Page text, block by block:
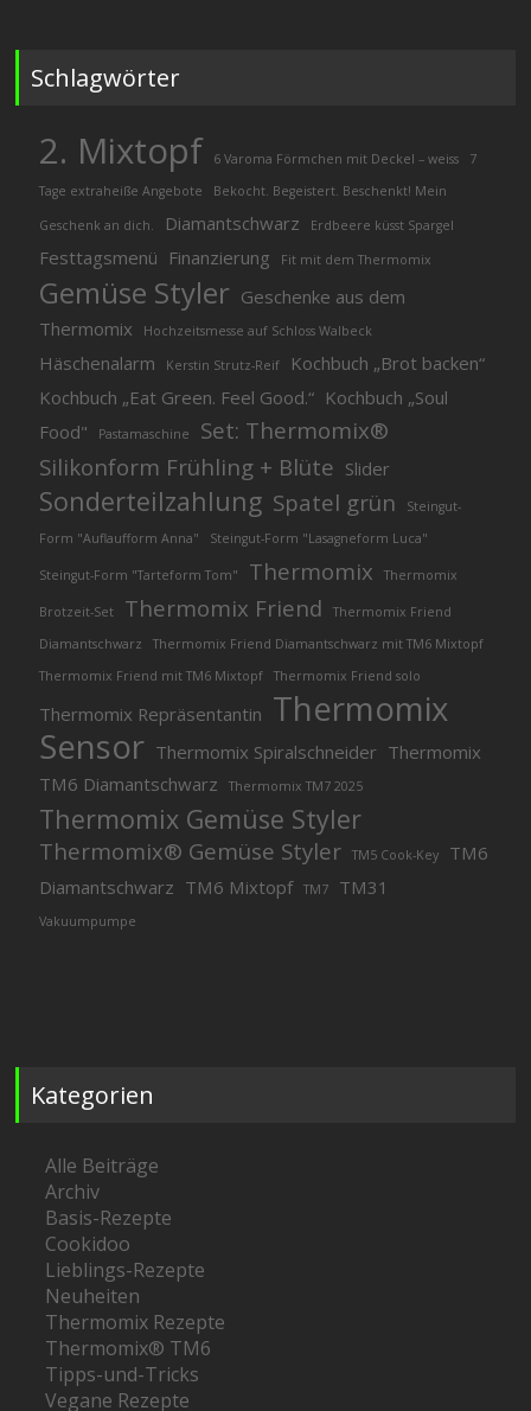
Schlagwörter
2. Mixtopf 6 Varoma Förmchen mit Deckel – weiss
7
Tage extraheiße Angebote
Bekocht. Begeistert. Beschenkt! Mein
Geschenk an dich. Diamantschwarz Erdbeere küsst Spargel
Festtagsmenü Finanzierung Fit mit dem Thermomix
Gemüse Styler Geschenke aus dem
Thermomix
Hochzeitsmesse auf Schloss Walbeck
Häschenalarm Kerstin Strutz-Reif
Kochbuch „Brot backen“
Kochbuch „Eat Green. Feel Good.“ Kochbuch „Soul
Food"
Pastamaschine
Set: Thermomix®
Silikonform Frühling + Blüte Slider
Sonderteilzahlung Spatel grün
Steingut-
Form "Auflaufform Anna"
Steingut-Form "Lasagneform Luca"
Steingut-Form "Tarteform Tom" Thermomix Thermomix
Brotzeit-Set Thermomix Friend
Thermomix Friend
Diamantschwarz
Thermomix Friend Diamantschwarz mit TM6 Mixtopf
Thermomix Friend mit TM6 Mixtopf
Thermomix Friend solo
Thermomix Repräsentantin Thermomix
Sensor Thermomix Spiralschneider Thermomix
TM6 Diamantschwarz
Thermomix TM7 2025
Thermomix Gemüse Styler
Thermomix® Gemüse Styler TM5 Cook-Key
TM6
Diamantschwarz TM6 Mixtopf TM7 TM31
Vakuumpumpe
Kategorien
Alle Beiträge
Archiv
Basis-Rezepte
Cookidoo
Lieblings-Rezepte
Neuheiten
Thermomix Rezepte
Thermomix® TM6
Tipps-und-Tricks
Vegane Rezepte